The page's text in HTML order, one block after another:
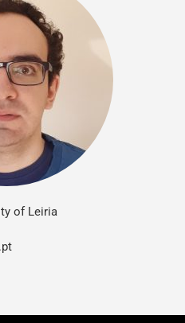
of Leiria